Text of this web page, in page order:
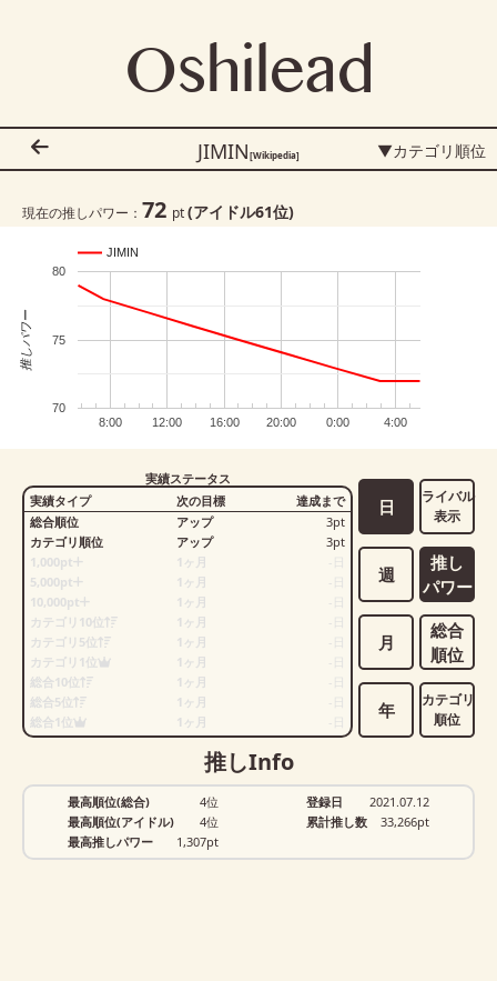
Oshilead
JIMIN[Wikipedia] ▼カテゴリ順位
現在の推しパワー： 72 pt(アイドル61位)
JIMIN
8:00 12:00 16:00 20:00 0:00 4:00
70
75
80
推しパワー
実績ステータス
実績タイプ
次の目標
達成まで
総合順位
アップ 3pt
カテゴリ順位
アップ 3pt
1,000pt
1ヶ月
日
5,000pt
1ヶ月
日
10,000pt
1ヶ月
日
カテゴリ10位
1ヶ月
日
カテゴリ5位
1ヶ月
日
カテゴリ1位
1ヶ月
日
総合10位
1ヶ月
日
総合5位
1ヶ月
日
総合1位
1ヶ月 日
日
週
月
年
ライバル
表示
推し
パワー
総合
順位
カテゴリ
順位
推しInfo
最高順位(総合)
4位
最高順位(アイドル)
4位
最高推しパワー
1,307pt
登録日
2021.07.12
累計推し数
33,266pt